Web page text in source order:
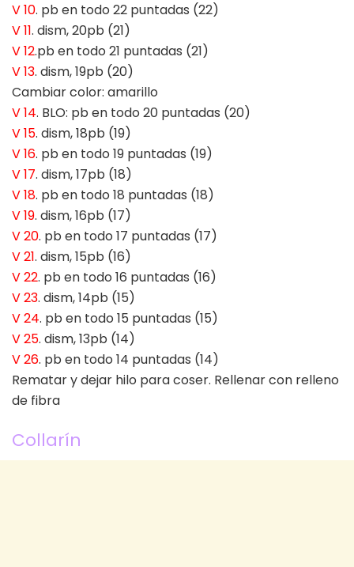
V 10. pb en todo 22 puntadas (22)
V 11. dism, 20pb (21)
V 12.pb en todo 21 puntadas (21)
V 13. dism, 19pb (20)
Cambiar color: amarillo
V 14. BLO: pb en todo 20 puntadas (20)
V 15. dism, 18pb (19)
V 16. pb en todo 19 puntadas (19)
V 17. dism, 17pb (18)
V 18. pb en todo 18 puntadas (18)
V 19. dism, 16pb (17)
V 20. pb en todo 17 puntadas (17)
V 21. dism, 15pb (16)
V 22. pb en todo 16 puntadas (16)
V 23. dism, 14pb (15)
V 24. pb en todo 15 puntadas (15)
V 25. dism, 13pb (14)
V 26. pb en todo 14 puntadas (14)
Rematar y dejar hilo para coser. Rellenar con relleno
de fibra
Collarín